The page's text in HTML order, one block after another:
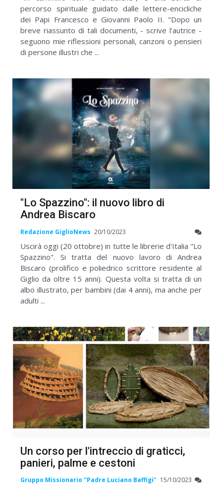
percorso spirituale guidato dalle lettere-encicliche
dei Papi Francesco e Giovanni Paolo II. "Dopo un
breve riassunto di tali documenti, - scrive l'autrice -
seguono mie riflessioni personali, canzoni o pensieri
di persone illustri che ...
"Lo Spazzino": il nuovo libro di
Andrea Biscaro
Redazione GiglioNews 20/10/2023
Uscirà oggi (20 ottobre) in tutte le librerie d'Italia "Lo
Spazzino". Si tratta del nuovo lavoro di Andrea
Biscaro (prolifico e poliedrico scrittore residente al
Giglio da oltre 15 anni). Questa volta si tratta di un
albo illustrato, per bambini (dai 4 anni), ma anche per
adulti ...
Un corso per l'intreccio di graticci,
panieri, palme e cestoni
Gruppo Missionario "Padre Luciano Baffigi" 15/10/2023